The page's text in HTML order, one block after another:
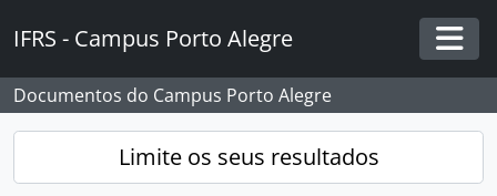
IFRS - Campus Porto Alegre
Documentos do Campus Porto Alegre
Limite os seus resultados